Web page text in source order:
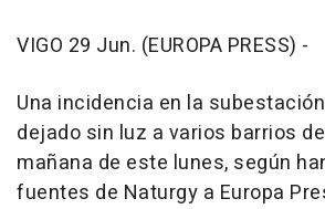
VIGO 29 Jun. (EUROPA PRESS) -
Una incidencia en la
dejado sin luz a varios barrios
mañana de este lunes, según
fuentes de Naturgy a Europa